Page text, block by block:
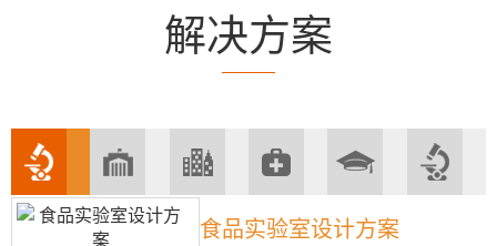
解决方案
食品实验室设计方案